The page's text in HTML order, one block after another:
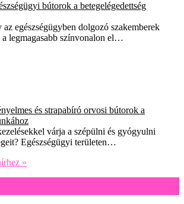
bútorok a betegelégedettség
egészségügyben dolgozó szakemberek
a legmagasabb színvonalon el…
és strapabíró orvosi bútorok a
várja a szépülni és gyógyulni
Egészségügyi területen…
»